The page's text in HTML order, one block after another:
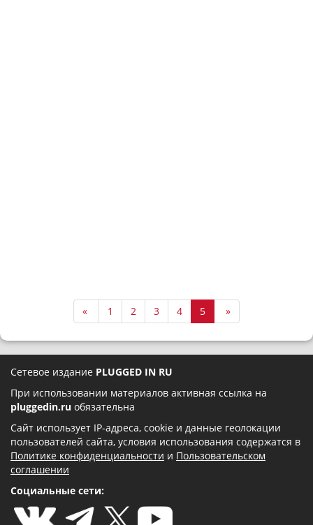
« 1 2 3 4 5 »
Сетевое издание PLUGGED IN RU
При использовании материалов активная ссылка на
pluggedin.ru обязательна
Сайт использует IP-адреса, cookie и данные геолокации
пользователей сайта, условия использования содержатся в
Политике конфиденциальности и Пользовательском
соглашении
Социальные сети: